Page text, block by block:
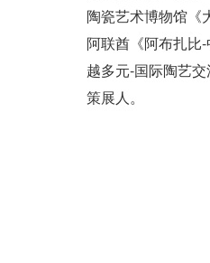
陶瓷艺术博物馆《
阿联酋《阿布扎比
越多元-国际陶艺
策展人。